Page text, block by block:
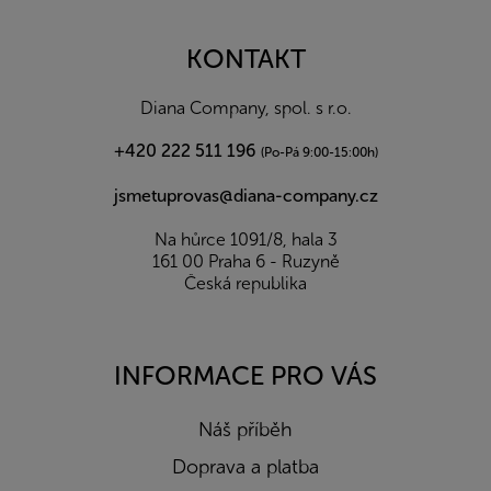
KONTAKT
Diana Company, spol. s r.o.
+420 222 511 196 (Po-Pá 9:00-15:00h)
jsmetuprovas@diana-company.cz
Na hůrce 1091/8, hala 3
161 00 Praha 6 - Ruzyně
Česká republika
INFORMACE PRO VÁS
Náš příběh
Doprava a platba